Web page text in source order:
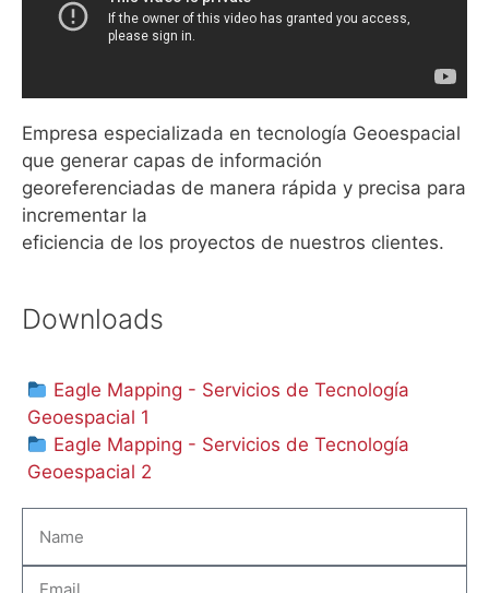
Empresa especializada en tecnología Geoespacial
que generar capas de información
georeferenciadas de manera rápida y precisa para
incrementar la
eficiencia de los proyectos de nuestros clientes.
Downloads
Eagle Mapping - Servicios de Tecnología
Geoespacial 1
Eagle Mapping - Servicios de Tecnología
Geoespacial 2